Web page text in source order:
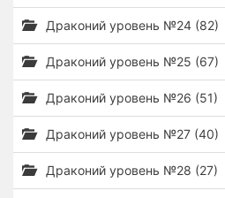
Драконий уровень №24 (82)
Драконий уровень №25 (67)
Драконий уровень №26 (51)
Драконий уровень №27 (40)
Драконий уровень №28 (27)